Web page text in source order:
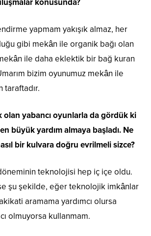
konusunda?
yapmam yakışık almaz, her
gibi mekân ile organik bağı olan
ile daha eklektik bir bağ kuran
bizim oyunumuz mekân ile
taraftadır.
olan yabancı oyunlarla da gördük ki
büyük yardım almaya başladı. Ne
bir kulvara doğru evrilmeli sizce?
teknolojisi hep iç içe oldu.
şu şekilde, eğer teknolojik imkânlar
aramama yardımcı olursa
olmuyorsa kullanmam.